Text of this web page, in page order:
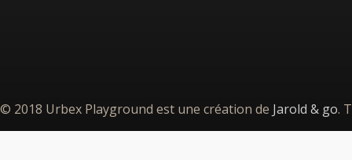
© 2018 Urbex Playground est une création de Jarold & go.